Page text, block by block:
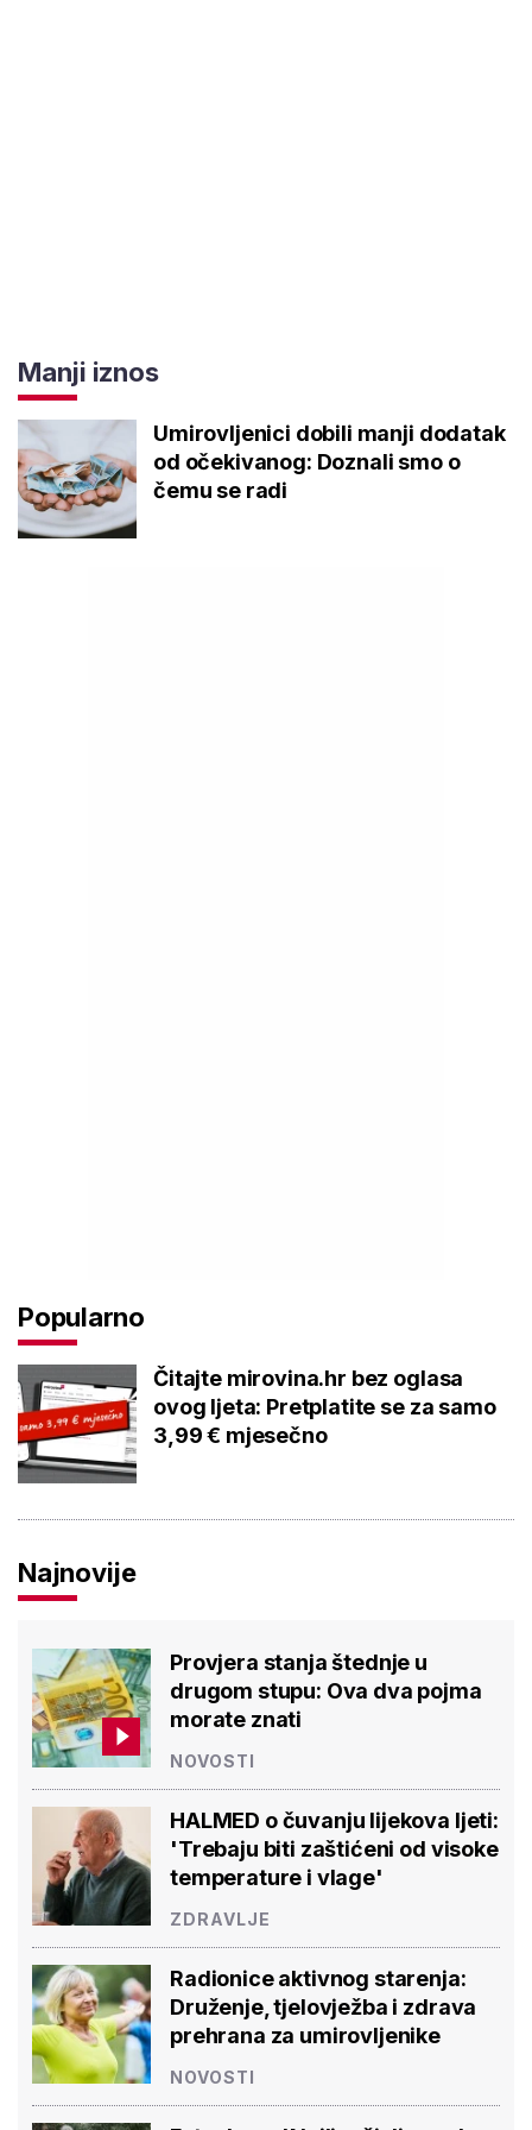
Manji iznos
Umirovljenici dobili manji dodatak
od očekivanog: Doznali smo o
čemu se radi
Popularno
Čitajte mirovina.hr bez oglasa
ovog ljeta: Pretplatite se za samo
3,99 € mjesečno
Najnovije
Provjera stanja štednje u
drugom stupu: Ova dva pojma
morate znati
NOVOSTI
HALMED o čuvanju lijekova ljeti:
'Trebaju biti zaštićeni od visoke
temperature i vlage'
ZDRAVLJE
Radionice aktivnog starenja:
Druženje, tjelovježba i zdrava
prehrana za umirovljenike
NOVOSTI